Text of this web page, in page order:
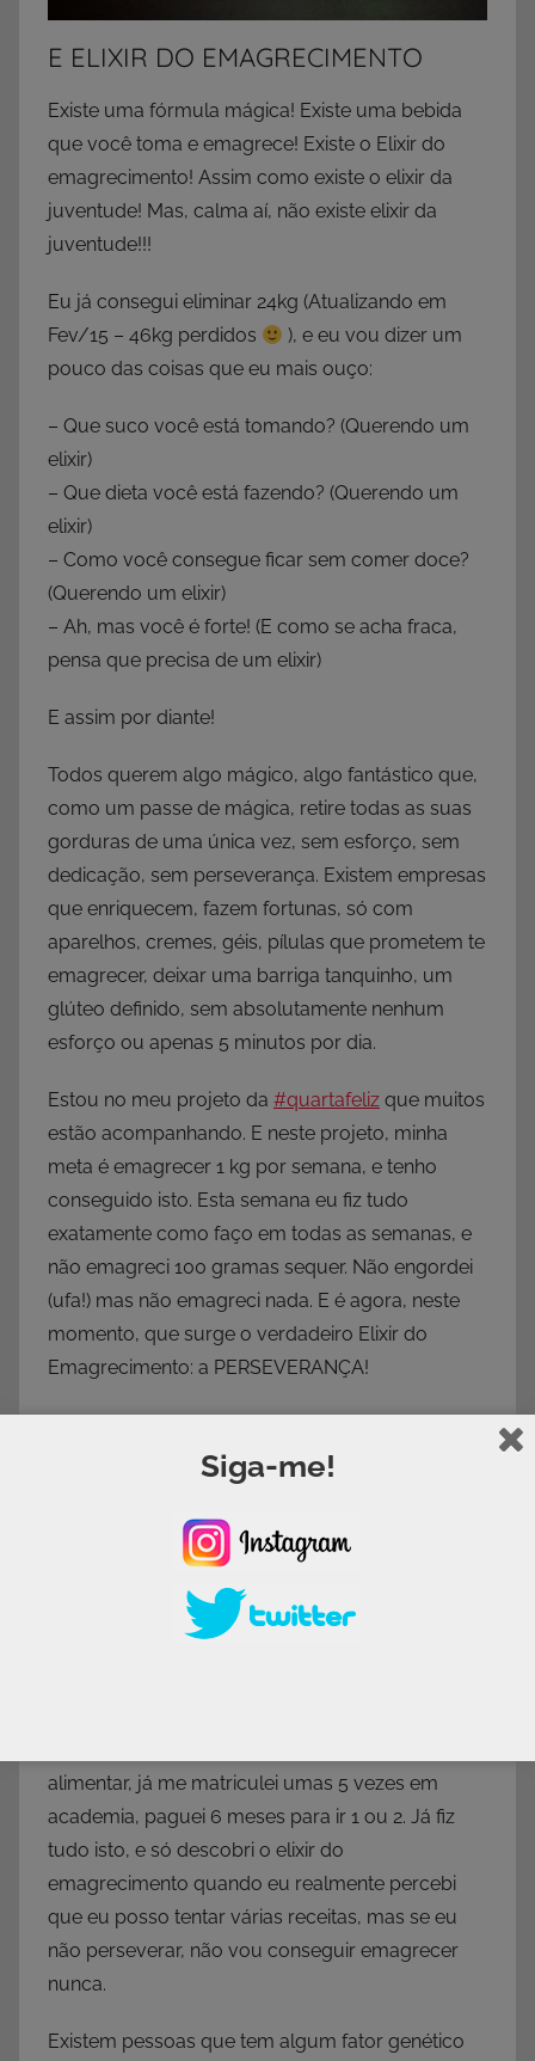
E ELIXIR DO EMAGRECIMENTO
Existe uma fórmula mágica! Existe uma bebida
que você toma e emagrece! Existe o Elixir do
emagrecimento! Assim como existe o elixir da
juventude! Mas, calma aí, não existe elixir da
juventude!!!
Eu já consegui eliminar 24kg (Atualizando em
Fev/15 – 46kg perdidos
), e eu vou dizer um
pouco das coisas que eu mais ouço:
– Que suco você está tomando? (Querendo um
elixir)
– Que dieta você está fazendo? (Querendo um
elixir)
– Como você consegue ficar sem comer doce?
(Querendo um elixir)
– Ah, mas você é forte! (E como se acha fraca,
pensa que precisa de um elixir)
E assim por diante!
Todos querem algo mágico, algo fantástico que,
como um passe de mágica, retire todas as suas
gorduras de uma única vez, sem esforço, sem
dedicação, sem perseverança. Existem empresas
que enriquecem, fazem fortunas, só com
aparelhos, cremes, géis, pílulas que prometem te
emagrecer, deixar uma barriga tanquinho, um
glúteo definido, sem absolutamente nenhum
esforço ou apenas 5 minutos por dia.
Estou no meu projeto da ‪#‎quartafeliz‬ que muitos
estão acompanhando. E neste projeto, minha
meta é emagrecer 1 kg por semana, e tenho
conseguido isto. Esta semana eu fiz tudo
exatamente como faço em todas as semanas, e
não emagreci 100 gramas sequer. Não engordei
(ufa!) mas não emagreci nada. E é agora, neste
momento, que surge o verdadeiro Elixir do
Emagrecimento: a PERSEVERANÇA!
dá errado? Quem não tem vontade de comer
doce? Chocolate? Pizza? Lasanha? (puts, deu
fome agora…rs) Quem não tem vontade???
Não se emagrece com boa intenção, com desejo
ou com “estou tentando”, quando na verdade, se
alimentar, já me matriculei umas 5 vezes em
academia, paguei 6 meses para ir 1 ou 2. Já fiz
tudo isto, e só descobri o elixir do
emagrecimento quando eu realmente percebi
que eu posso tentar várias receitas, mas se eu
não perseverar, não vou conseguir emagrecer
nunca.
Existem pessoas que tem algum fator genético
Siga-me!